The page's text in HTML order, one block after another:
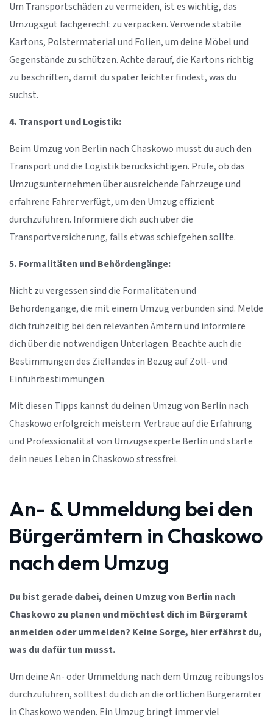
Um Transportschäden zu vermeiden, ist es wichtig, das
Umzugsgut fachgerecht zu verpacken. Verwende stabile
Kartons, Polstermaterial und Folien, um deine Möbel und
Gegenstände zu schützen. Achte darauf, die Kartons richtig
zu beschriften, damit du später leichter findest, was du
suchst.
4. Transport und Logistik:
Beim Umzug von Berlin nach Chaskowo musst du auch den
Transport und die Logistik berücksichtigen. Prüfe, ob das
Umzugsunternehmen über ausreichende Fahrzeuge und
erfahrene Fahrer verfügt, um den Umzug effizient
durchzuführen. Informiere dich auch über die
Transportversicherung, falls etwas schiefgehen sollte.
5. Formalitäten und Behördengänge:
Nicht zu vergessen sind die Formalitäten und
Behördengänge, die mit einem Umzug verbunden sind. Melde
dich frühzeitig bei den relevanten Ämtern und informiere
dich über die notwendigen Unterlagen. Beachte auch die
Bestimmungen des Ziellandes in Bezug auf Zoll- und
Einfuhrbestimmungen.
Mit diesen Tipps kannst du deinen Umzug von Berlin nach
Chaskowo erfolgreich meistern. Vertraue auf die Erfahrung
und Professionalität von Umzugsexperte Berlin und starte
dein neues Leben in Chaskowo stressfrei.
An- & Ummeldung bei den
Bürgerämtern in Chaskowo
nach dem Umzug
Du bist gerade dabei, deinen Umzug von Berlin nach
Chaskowo zu planen und möchtest dich im Bürgeramt
anmelden oder ummelden? Keine Sorge, hier erfährst du,
was du dafür tun musst.
Um deine An- oder Ummeldung nach dem Umzug reibungslos
durchzuführen, solltest du dich an die örtlichen Bürgerämter
in Chaskowo wenden. Ein Umzug bringt immer viel